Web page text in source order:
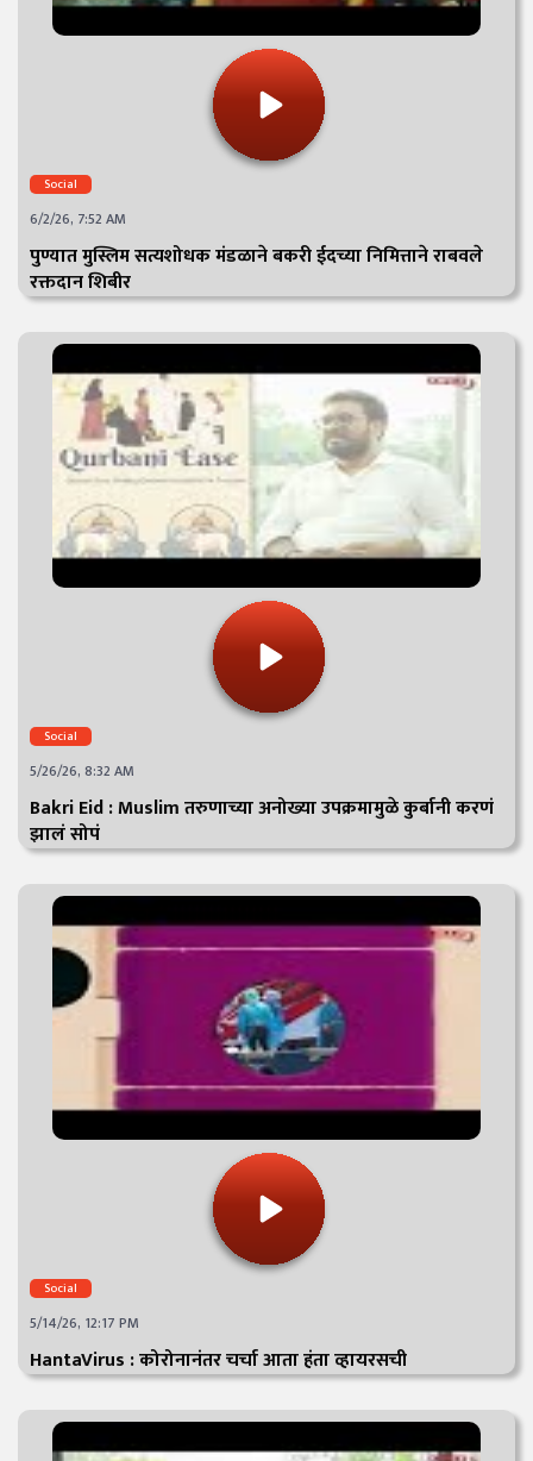
Social
6/2/26, 7:52 AM
पुण्यात मुस्लिम सत्यशोधक मंडळाने बकरी ईदच्या निमित्ताने राबवले
रक्तदान शिबीर
Social
5/26/26, 8:32 AM
Bakri Eid : Muslim तरुणाच्या अनोख्या उपक्रमामुळे कुर्बानी करणं
झालं सोपं
Social
5/14/26, 12:17 PM
HantaVirus : कोरोनानंतर चर्चा आता हंता व्हायरसची